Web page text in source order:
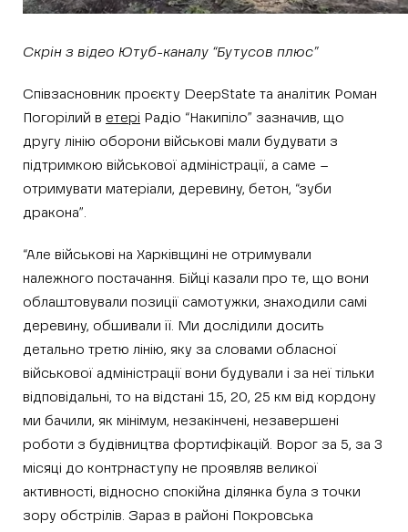
Скрін з відео Ютуб-каналу “Бутусов плюс”
Співзасновник проєкту DeepState та аналітик Роман
Погорілий в етері Радіо “Накипіло” зазначив, що
другу лінію оборони військові мали будувати з
підтримкою військової адміністрації, а саме –
отримувати матеріали, деревину, бетон, “зуби
дракона”.
“Але військові на Харківщині не отримували
належного постачання. Бійці казали про те, що вони
облаштовували позиції самотужки, знаходили самі
деревину, обшивали її. Ми дослідили досить
детально третю лінію, яку за словами обласної
військової адміністрації вони будували і за неї тільки
відповідальні, то на відстані 15, 20, 25 км від кордону
ми бачили, як мінімум, незакінчені, незавершені
роботи з будівництва фортифікацій. Ворог за 5, за 3
місяці до контрнаступу не проявляв великої
активності, відносно спокійна ділянка була з точки
зору обстрілів. Зараз в районі Покровська